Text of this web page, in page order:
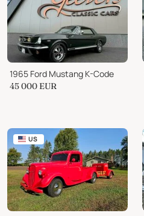
1965 Ford Mustang K-Code
45 000 EUR
US